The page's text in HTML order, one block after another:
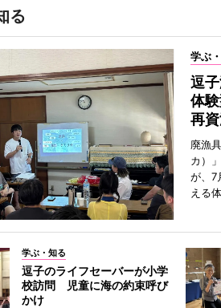
る
学ぶ
逗
体
再
廃漁
カ）
が、7
える
学ぶ・知る
逗子のライフセーバーが小学
校訪問 児童に海の約束呼び
かけ